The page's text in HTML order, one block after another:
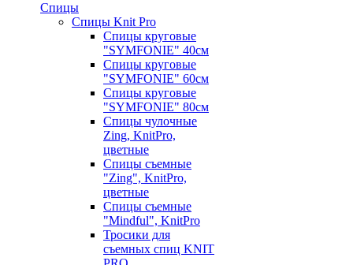
Спицы
Спицы Knit Pro
Спицы круговые
"SYMFONIE" 40см
Спицы круговые
"SYMFONIE" 60см
Спицы круговые
"SYMFONIE" 80см
Спицы чулочные
Zing, KnitPro,
цветные
Спицы съемные
"Zing", KnitPro,
цветные
Спицы съемные
"Mindful", KnitPro
Тросики для
съемных спиц KNIT